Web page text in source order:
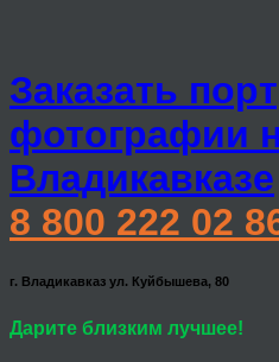
Заказать
фотографии
Владикавказе
8 800 222 02
г. Владикавказ ул. Куйбышева, 80
Дарите близким лучшее!